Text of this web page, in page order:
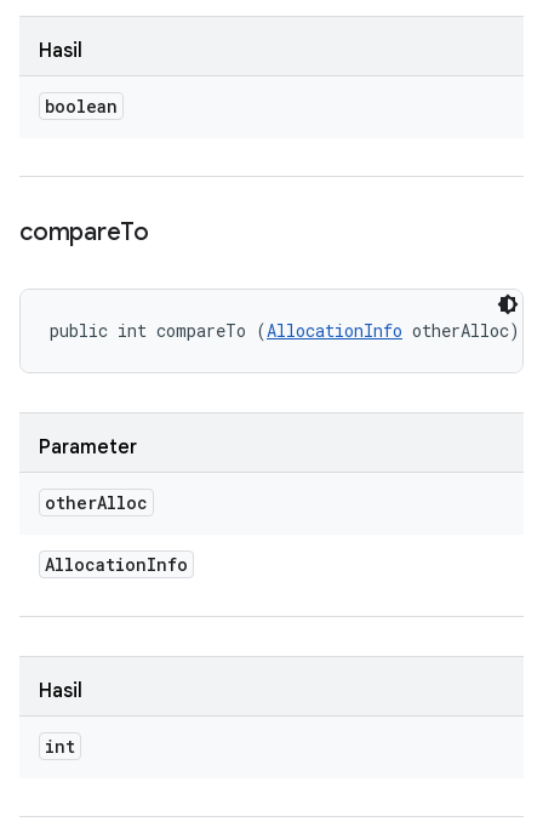
Hasil
boolean
compareTo
public int compareTo (AllocationInfo otherAlloc)
Parameter
otherAlloc
AllocationInfo
Hasil
int